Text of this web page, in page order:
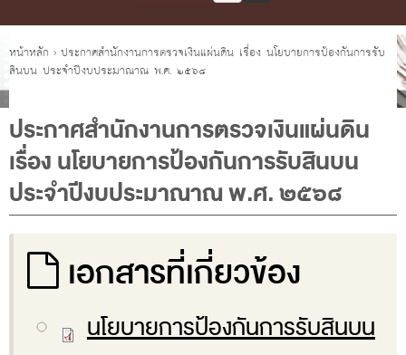
ผู้ว่าการตรวจเงินแผ่นดิน
การบริหารและพัฒนาทรัพยากรบุคคล
ประวัติสำนักงานการตรวจเงินแผ่นดิน
พรป. ว่าด้วยการตรวจเงินแผ่นดิน พ.ศ. 2561
แผนปฏิบัติราชการ ระยะ 5 ปี (พ.ศ. 2566 - 2570)
ผู้บริหารสำนักงานการตรวจเงินแผ่นดิน
ผู้ตรวจเงินแผ่นดิน (สตภ.1-15)
คุณอยู่ที่
หน้าหลัก › ประกาศสำนักงานการตรวจเงินแผ่นดิน เรื่อง นโยบายการป้องกันการรับ
สินบน ประจำปีงบประมาณาณ พ.ศ. ๒๕๖๘
ประกาศสำนักงานการตรวจเงินแผ่นดิน
เรื่อง นโยบายการป้องกันการรับสินบน
ประจำปีงบประมาณาณ พ.ศ. ๒๕๖๘
เอกสารที่เกี่ยวข้อง
นโยบายการป้องกันการรับสินบน